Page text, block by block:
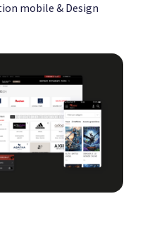
mobile & Design